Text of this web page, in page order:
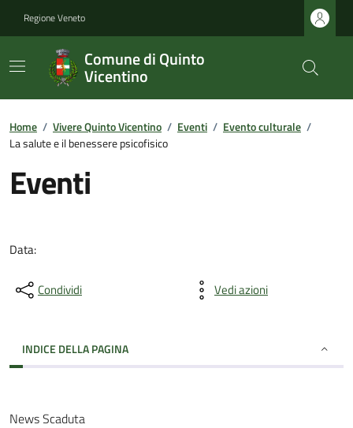
Regione Veneto
Comune di Quinto
Vicentino
Home / Vivere Quinto Vicentino / Eventi / Evento culturale /
La salute e il benessere psicofisico
Eventi
Data:
Condividi Vedi azioni
INDICE DELLA PAGINA
News Scaduta